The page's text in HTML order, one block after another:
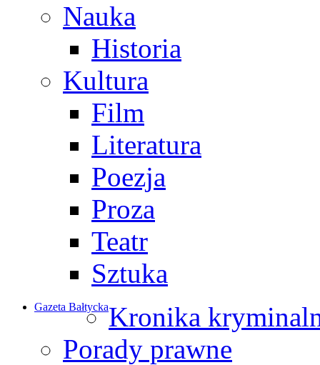
Nauka
Historia
Kultura
Film
Literatura
Poezja
Proza
Teatr
Sztuka
Gazeta BałtyckaKronika
Porady prawne